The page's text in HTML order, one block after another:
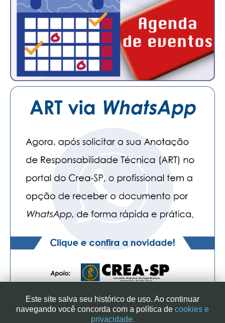
Este site salva seu histórico de uso. Ao continuar
navegando você concorda com a política de cookies e
privacidade.